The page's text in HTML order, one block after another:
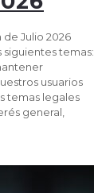
de Julio 2026
siguientes temas:
usuarios
temas legales
general,